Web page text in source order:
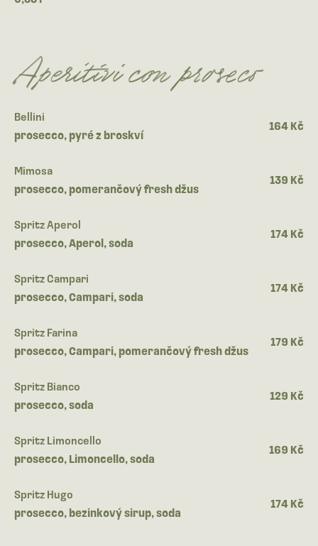
Aperitivi con proseco
Bellini
prosecco, pyré z broskví
164 Kč
Mimosa
prosecco, pomerančový fresh džus
139 Kč
Spritz Aperol
prosecco, Aperol, soda
174 Kč
Spritz Campari
prosecco, Campari, soda
174 Kč
Spritz Farina
prosecco, Campari, pomerančový fresh džus
179 Kč
Spritz Bianco
prosecco, soda
129 Kč
Spritz Limoncello
prosecco, Limoncello, soda
169 Kč
Spritz Hugo
prosecco, bezinkový sirup, soda
174 Kč